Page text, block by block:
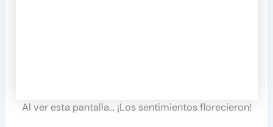
Al ver esta pantalla… ¡Los sentimientos florecieron!